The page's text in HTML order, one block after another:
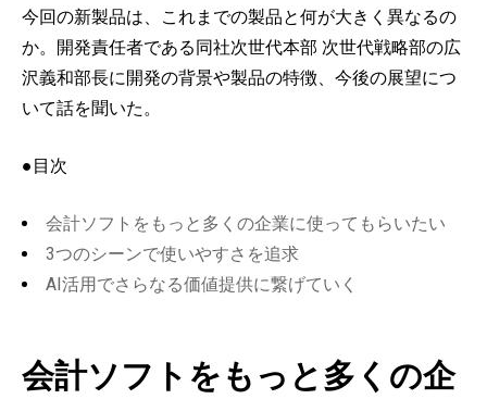
今回の新製品は、これまでの製品と何が大きく異なるの
か。開発責任者である同社次世代本部 次世代戦略部の広
沢義和部長に開発の背景や製品の特徴、今後の展望につ
いて話を聞いた。
●目次
会計ソフトをもっと多くの企業に使ってもらいたい
3つのシーンで使いやすさを追求
AI活用でさらなる価値提供に繋げていく
会計ソフトをもっと多くの企